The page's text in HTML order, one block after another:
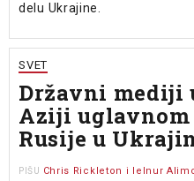
delu Ukrajine.
SVET
Državni mediji
Aziji uglavnom
Rusije u
PIŠU Chris Rickleton i Ielnur